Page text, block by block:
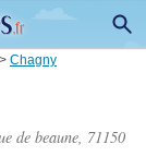
> Chagny
de beaune, 71150